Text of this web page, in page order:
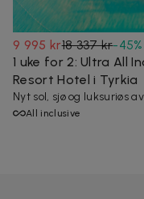
9 995 kr18 337 kr-45%
1 uke for 2: Ultra All
Resort Hotel i Tyrkia
Nyt sol, sjø og luksuriøs
All inclusive